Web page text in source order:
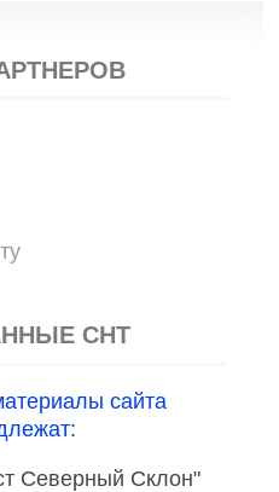
СНТ
сайта
Северный Склон"